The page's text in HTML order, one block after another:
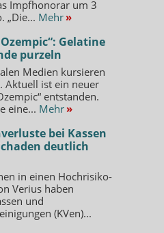
Impfhonorar um 3
„Die... Mehr »
Gelatine
purzeln
Medien kursieren
Aktuell ist ein neuer
entstanden.
eine... Mehr »
bei Kassen
deutlich
in einen Hochrisiko-
Verius haben
und
(KVen)...